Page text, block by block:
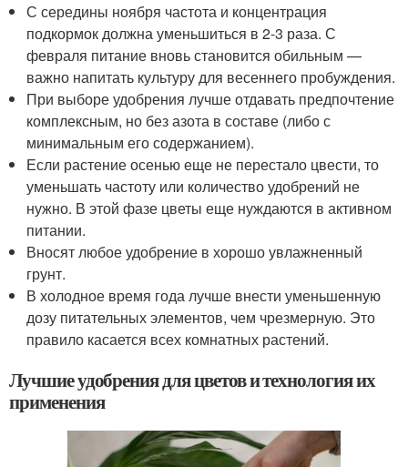
С середины ноября частота и концентрация
подкормок должна уменьшиться в 2-3 раза. С
февраля питание вновь становится обильным —
важно напитать культуру для весеннего пробуждения.
При выборе удобрения лучше отдавать предпочтение
комплексным, но без азота в составе (либо с
минимальным его содержанием).
Если растение осенью еще не перестало цвести, то
уменьшать частоту или количество удобрений не
нужно. В этой фазе цветы еще нуждаются в активном
питании.
Вносят любое удобрение в хорошо увлажненный
грунт.
В холодное время года лучше внести уменьшенную
дозу питательных элементов, чем чрезмерную. Это
правило касается всех комнатных растений.
Лучшие удобрения для цветов и технология их
применения